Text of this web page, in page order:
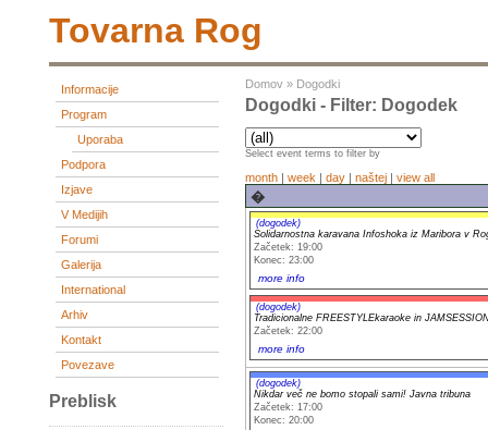
Tovarna Rog
Informacije
Program
Uporaba
Podpora
Izjave
V Medijih
Forumi
Galerija
International
Arhiv
Kontakt
Povezave
Preblisk
Domov » Dogodki
Dogodki - Filter: Dogodek
Select event terms to filter by
month | week | day | naštej | view all
�
(dogodek)
Solidarnostna karavana Infoshoka iz Maribora v
Začetek: 19:00
Konec: 23:00
more info
(dogodek)
Tradicionalne FREESTYLEkaraoke in
Začetek: 22:00
more info
(dogodek)
Nikdar več ne bomo stopali sami! Javna tribuna
Začetek: 17:00
Konec: 20:00